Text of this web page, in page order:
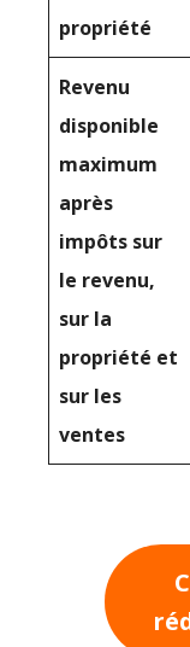
propriété
Revenu
disponible
maximum
après
impôts sur
le revenu,
sur la
propriété et
sur les
ventes